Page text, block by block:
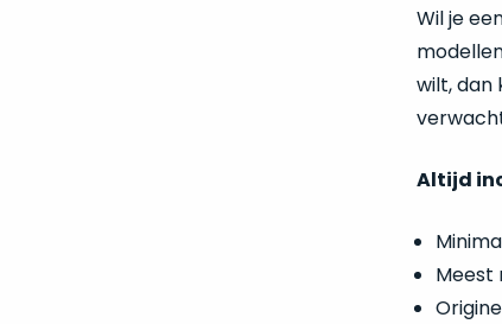
Wil je
wilt, dan
Altijd
Meest